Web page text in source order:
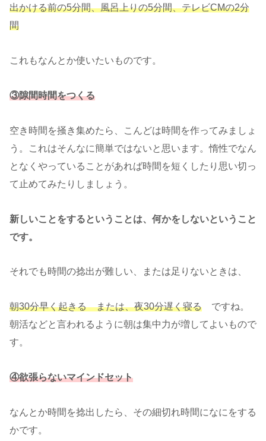
出かける前の5分間、風呂上りの5分間、テレビCMの2分
間
これもなんとか使いたいものです。
③隙間時間をつくる
空き時間を掻き集めたら、こんどは時間を作ってみましょ
う。これはそんなに簡単ではないと思います。惰性でなん
となくやっていることがあれば時間を短くしたり思い切っ
て止めてみたりしましょう。
新しいことをするということは、何かをしないということ
です。
それでも時間の捻出が難しい、または足りないときは、
朝30分早く起きる または、夜30分遅く寝る ですね。
朝活などと言われるように朝は集中力が増してよいもので
す。
④欲張らないマインドセット
なんとか時間を捻出したら、その細切れ時間になにをする
かです。